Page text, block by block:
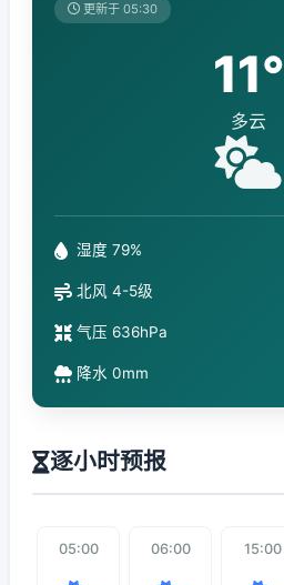
更新于 05:30
11°
多云
湿度 79%
北风 4-5级
气压 636hPa
降水 0mm
逐小时预报
05:00 06:00 15:00